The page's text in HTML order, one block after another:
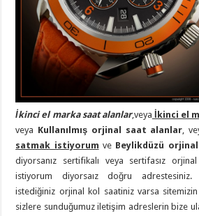
İkinci el marka saat alanlar,veya İkinci el
veya Kullanılmış orjinal saat alanlar,
satmak istiyorum ve Beylikdüzü
diyorsanız sertifikalı veya sertifasız
istiyorum diyorsaız doğru adrestesiniz.
istediğiniz orjinal kol saatiniz varsa
sizlere sunduğumuz iletişim adreslerin bize